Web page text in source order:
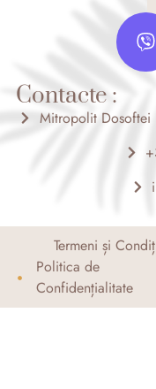
i
b
e
Contacte :
Mitropolit Dosoftei
Termeni și
Politica de
Confidențialitate